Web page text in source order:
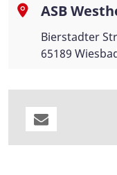
ASB
Bierstadter
65189